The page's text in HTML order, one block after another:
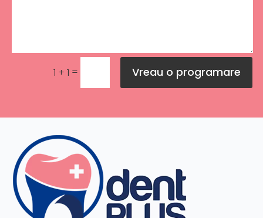
1 + 1 = Vreau o programare